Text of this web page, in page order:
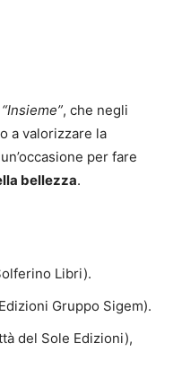
Insieme”, che negli
a valorizzare la
per fare
bellezza.
Libri).
Gruppo Sigem).
del Sole Edizioni),